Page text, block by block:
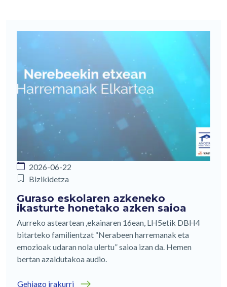
2026-06-22
Bizikidetza
Guraso eskolaren azkeneko
ikasturte honetako azken saioa
Aurreko asteartean ,ekainaren 16ean, LH5etik DBH4
bitarteko familientzat “Nerabeen harremanak eta
emozioak udaran nola ulertu” saioa izan da. Hemen
bertan azaldutakoa audio.
Gehiago irakurri